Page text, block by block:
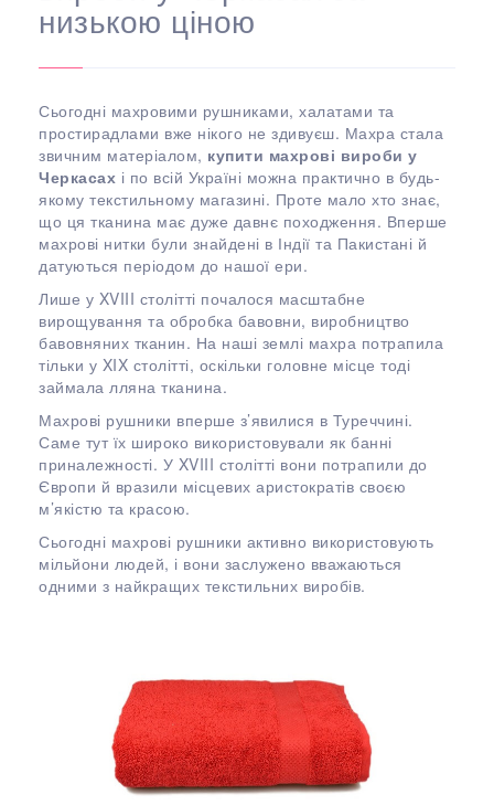
низькою ціною
Сьогодні махровими рушниками, халатами та
простирадлами вже нікого не здивуєш. Махра стала
звичним матеріалом, купити махрові вироби у
Черкасах і по всій Україні можна практично в будь-
якому текстильному магазині. Проте мало хто знає,
що ця тканина має дуже давнє походження. Вперше
махрові нитки були знайдені в Індії та Пакистані й
датуються періодом до нашої ери.
Лише у XVIII столітті почалося масштабне
вирощування та обробка бавовни, виробництво
бавовняних тканин. На наші землі махра потрапила
тільки у XIX столітті, оскільки головне місце тоді
займала лляна тканина.
Махрові рушники вперше з’явилися в Туреччині.
Саме тут їх широко використовували як банні
приналежності. У XVIII столітті вони потрапили до
Європи й вразили місцевих аристократів своєю
м’якістю та красою.
Сьогодні махрові рушники активно використовують
мільйони людей, і вони заслужено вважаються
одними з найкращих текстильних виробів.